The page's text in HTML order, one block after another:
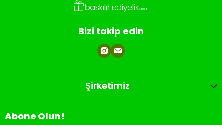
Bizi takip edin
Şirketimiz
Abone Olun!